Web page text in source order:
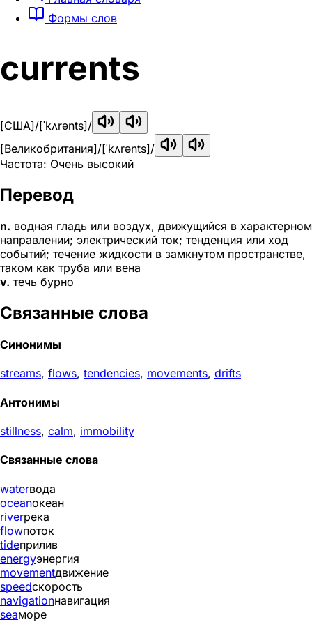
Формы слов
currents
[США]/[ˈkʌrənts]/
[Великобритания]/[ˈkʌrənts]/
Частота: Очень высокий
Перевод
n. водная гладь или воздух, движущийся в характерном
направлении; электрический ток; тенденция или ход
событий; течение жидкости в замкнутом пространстве,
таком как труба или вена
v. течь бурно
Связанные слова
Синонимы
streams, flows, tendencies, movements, drifts
Антонимы
stillness, calm, immobility
Связанные слова
waterвода
oceanокеан
riverрека
flowпоток
tideприлив
energyэнергия
movementдвижение
speedскорость
navigationнавигация
seaморе